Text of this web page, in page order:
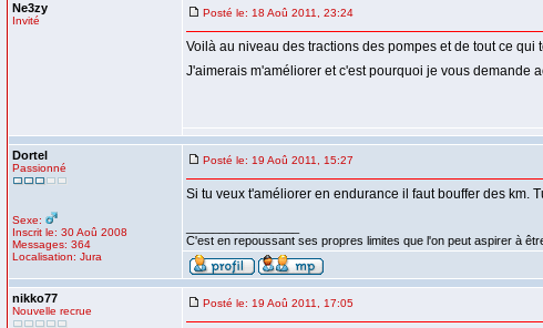
Ne3zy
Invité
Posté le: 18 Aoû 2011, 23:24
Voilà au niveau des tractions des pompes et de tout ce
J'aimerais m'améliorer et c'est pourquoi je vous demande
Dortel
Passionné
Sexe:
Inscrit le: 30 Aoû 2008
Messages: 364
Localisation: Jura
Posté le: 19 Aoû 2011, 15:27
Si tu veux t'améliorer en endurance il faut bouffer des km.
C'est en repoussant ses propres limites que l'on peut aspirer à
nikko77
Nouvelle recrue
Posté le: 19 Aoû 2011, 17:05